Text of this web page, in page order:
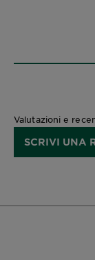
Valutazioni e
SCRIVI UNA